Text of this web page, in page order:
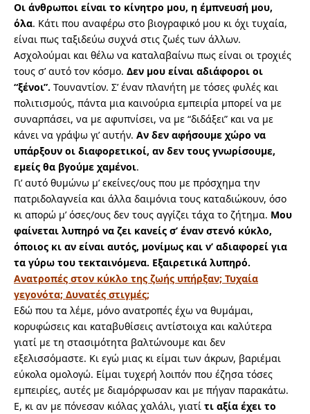
Οι άνθρωποι είναι το κίνητρο μου, η έμπνευσή μου,
όλα. Κάτι που αναφέρω στο βιογραφικό μου κι όχι τυχαία,
είναι πως ταξιδεύω συχνά στις ζωές των άλλων.
Ασχολούμαι και θέλω να καταλαβαίνω πως είναι οι τροχιές
τους σ’ αυτό τον κόσμο. Δεν μου είναι αδιάφοροι οι
“ξένοι”. Τουναντίον. Σ’ έναν πλανήτη με τόσες φυλές και
πολιτισμούς, πάντα μια καινούρια εμπειρία μπορεί να με
συναρπάσει, να με αφυπνίσει, να με “διδάξει” και να με
κάνει να γράψω γι’ αυτήν. Αν δεν αφήσουμε χώρο να
υπάρξουν οι διαφορετικοί, αν δεν τους γνωρίσουμε,
εμείς θα βγούμε χαμένοι.
Γι’ αυτό θυμώνω μ’ εκείνες/ους που με πρόσχημα την
πατριδολαγνεία και άλλα δαιμόνια τους καταδιώκουν, όσο
κι απορώ μ’ όσες/ους δεν τους αγγίζει τάχα το ζήτημα. Μου
φαίνεται λυπηρό να ζει κανείς σ’ έναν στενό κύκλο,
όποιος κι αν είναι αυτός, μονίμως και ν’ αδιαφορεί για
τα γύρω του τεκταινόμενα. Εξαιρετικά λυπηρό.
Ανατροπές στον κύκλο της ζωής υπήρξαν; Τυχαία
γεγονότα; Δυνατές στιγμές;
Εδώ που τα λέμε, μόνο ανατροπές έχω να θυμάμαι,
κορυφώσεις και καταβυθίσεις αντίστοιχα και καλύτερα
γιατί με τη στασιμότητα βαλτώνουμε και δεν
εξελισσόμαστε. Κι εγώ μιας κι είμαι των άκρων, βαριέμαι
εύκολα ομολογώ. Είμαι τυχερή λοιπόν που έζησα τόσες
εμπειρίες, αυτές με διαμόρφωσαν και με πήγαν παρακάτω.
Ε, κι αν με πόνεσαν κιόλας χαλάλι, γιατί τι αξία έχει το